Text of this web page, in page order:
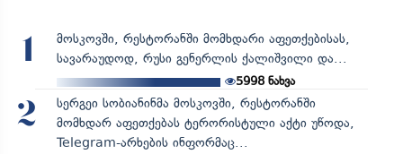
1
მოსკოვში, რესტორანში მომხდარი აფეთქებისას,
სავარაუდოდ, რუსი გენერლის ქალიშვილი და...
5998 ნახვა
2
სერგეი სობიანინმა მოსკოვში, რესტორანში
მომხდარ აფეთქებას ტერორისტული აქტი უწოდა,
Telegram-არხების ინფორმაც...